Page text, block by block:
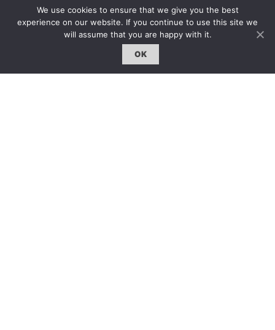
We use cookies to ensure that we give you the best
experience on our website. If you continue to use this site we
will assume that you are happy with it.
OK